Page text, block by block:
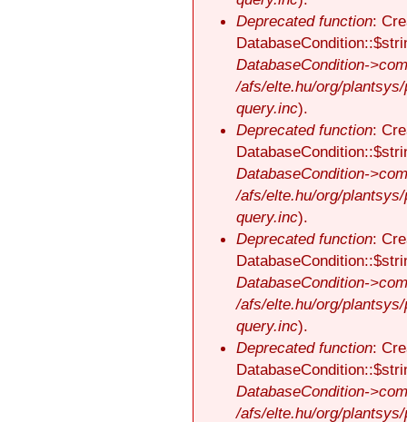
Deprecated function:
DatabaseCondition-
/afs/elte.hu/org/
query.inc).
Deprecated function:
DatabaseCondition-
/afs/elte.hu/org/
query.inc).
Deprecated function:
DatabaseCondition-
/afs/elte.hu/org/
query.inc).
Deprecated function:
DatabaseCondition-
/afs/elte.hu/org/